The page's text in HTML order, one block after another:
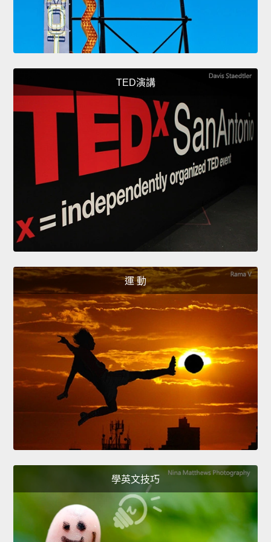
TED演講
運 動
學英文技巧